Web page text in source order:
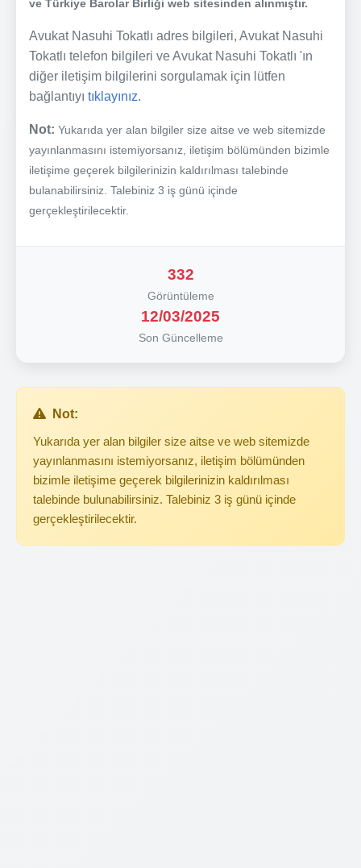
ve Türkiye Barolar Birliği web sitesinden alınmıştır.
Avukat Nasuhi Tokatlı adres bilgileri, Avukat Nasuhi
Tokatlı telefon bilgileri ve Avukat Nasuhi Tokatlı 'ın
diğer iletişim bilgilerini sorgulamak için lütfen
bağlantıyı tıklayınız.
Not: Yukarıda yer alan bilgiler size aitse ve web sitemizde
yayınlanmasını istemiyorsanız, iletişim bölümünden bizimle
iletişime geçerek bilgilerinizin kaldırılması talebinde
bulanabilirsiniz. Talebiniz 3 iş günü içinde
gerçekleştirilecektir.
332
Görüntüleme
12/03/2025
Son Güncelleme
Not:
Yukarıda yer alan bilgiler size aitse ve web sitemizde
yayınlanmasını istemiyorsanız, iletişim bölümünden
bizimle iletişime geçerek bilgilerinizin kaldırılması
talebinde bulunabilirsiniz. Talebiniz 3 iş günü içinde
gerçekleştirilecektir.